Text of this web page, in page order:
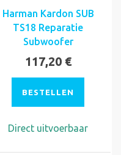
Harman Kardon SUB
TS18 Reparatie
Subwoofer
117,20 €
BESTELLEN
Direct uitvoerbaar